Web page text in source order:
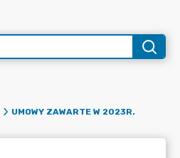
UMOWY ZAWARTE W 2023R.